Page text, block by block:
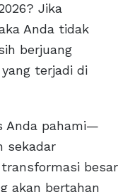
Jika
Anda tidak
berjuang
terjadi di
Anda pahami—
sekadar
besar
akan bertahan